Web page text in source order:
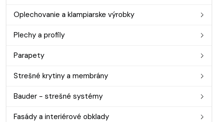
Oplechovanie a klampiarske výrobky
Plechy a profily
Parapety
Strešné krytiny a membrány
Bauder - strešné systémy
Fasády a interiérové obklady